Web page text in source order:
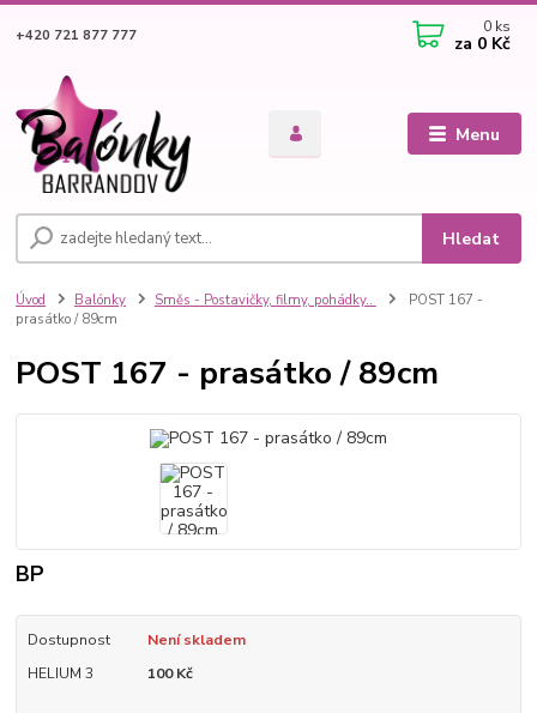
Menu
Hledat
+420 721 877 777 0 ks
za 0 Kč
Úvod Balónky Směs - Postavičky, filmy, pohádky..
POST 167 -
prasátko / 89cm
POST 167 - prasátko / 89cm
BP
Dostupnost
Není skladem
HELIUM 3
100 Kč